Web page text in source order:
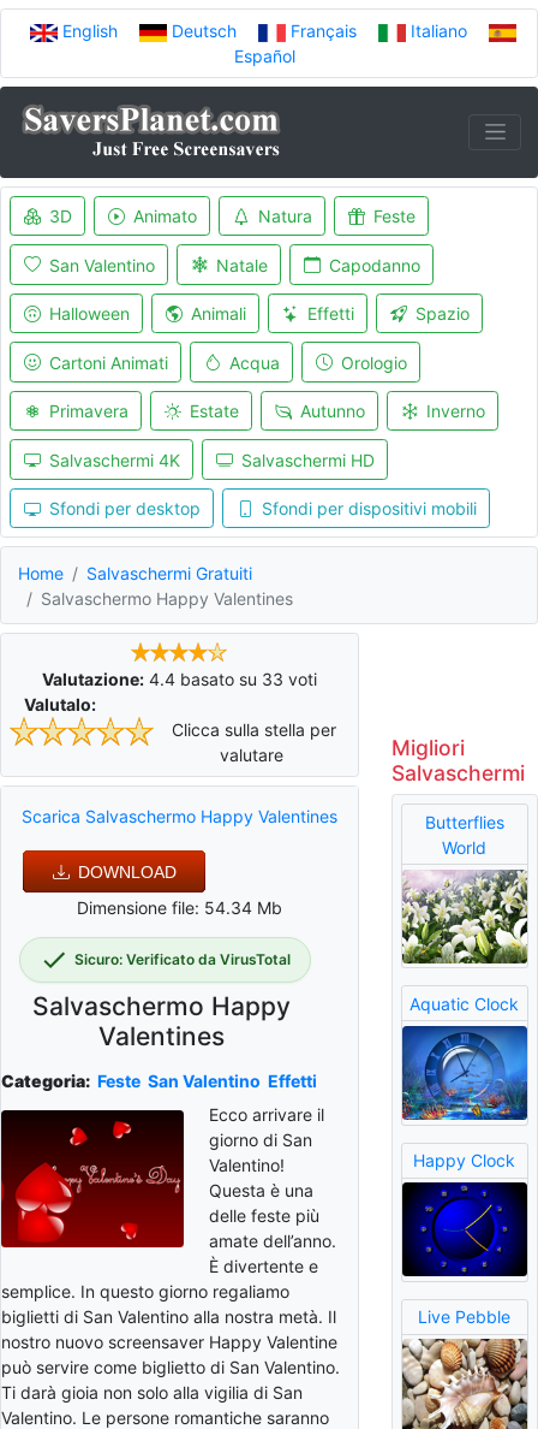
English Deutsch Français
Italiano
Español
3D Animato Natura Feste
San Valentino Natale Capodanno
Halloween Animali Effetti Spazio
Cartoni Animati Acqua Orologio
Primavera Estate Autunno Inverno
Salvaschermi 4K Salvaschermi HD
Sfondi per desktop Sfondi per dispositivi mobili
Home
Salvaschermi Gratuiti
Salvaschermo Happy Valentines
Valutazione: 4.4basato su 33 voti
Valutalo:
Clicca sulla stella per
valutare
Scarica Salvaschermo Happy Valentines
DOWNLOAD
Dimensione file: 54.34 Mb
Sicuro: Verificato da VirusTotal
Salvaschermo Happy
Valentines
Categoria: Feste San Valentino Effetti
Ecco arrivare il
giorno di San
Valentino!
Questa è una
delle feste più
amate dell’anno.
È divertente e
semplice. In questo giorno regaliamo
biglietti di San Valentino alla nostra metà. Il
nostro nuovo screensaver Happy Valentine
può servire come biglietto di San Valentino.
Ti darà gioia non solo alla vigilia di San
Valentino. Le persone romantiche saranno
Migliori
Salvaschermi
Butterflies
World
Aquatic Clock
Happy Clock
Live Pebble